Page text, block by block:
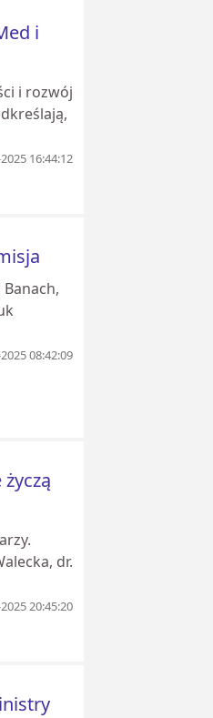
i
i rozwój
16:44:12
08:42:09
dr.
20:45:20